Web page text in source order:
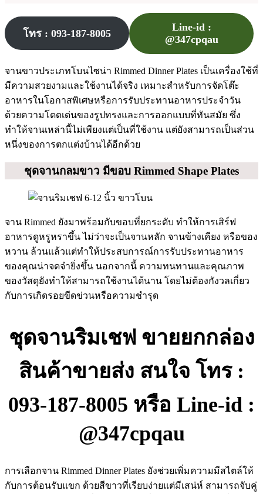
โทร : 093-187-8005
Line-id :
@347cpqau
จานขาวประเภทโบนไซน่า Rimmed Dinner Plates เป็นเครื่องใช้ที่
มีความสวยงามและใช้งานได้จริง เหมาะสำหรับการจัดโต๊ะ
อาหารในโอกาสพิเศษหรือการรับประทานอาหารประจำวัน
ด้วยความโดดเด่นของรูปทรงและการออกแบบที่ทันสมัย ซึ่ง
ทำให้จานเหล่านี้ไม่เพียงแต่เป็นที่ใช้งาน แต่ยังสามารถเป็นส่วน
หนึ่งของการตกแต่งบ้านได้อีกด้วย
ชุดจานกลมขาว มีขอบ Rimmed Shape Plates
จาน Rimmed ยังมาพร้อมกับขอบที่ยกระดับ ทำให้การเสิร์ฟ
อาหารดูหรูหราขึ้น ไม่ว่าจะเป็นจานหลัก จานข้างเคียง หรือของ
หวาน ล้วนแล้วแต่ทำให้ประสบการณ์การรับประทานอาหาร
ของคุณน่าจดจำยิ่งขึ้น นอกจากนี้ ความทนทานและคุณภาพ
ของวัสดุยังทำให้สามารถใช้งานได้นาน โดยไม่ต้องกังวลเกี่ยว
กับการเกิดรอยขีดข่วนหรือความชำรุด
ชุดจานริมเชฟ ขายยกกล่อง
สินค้าขายส่ง สนใจ โทร :
093-187-8005 หรือ Line-id :
@347cpqau
การเลือกจาน Rimmed Dinner Plates ยังช่วยเพิ่มความมีสไตล์ให้
กับการต้อนรับแขก ด้วยสีขาวที่เรียบง่ายแต่มีเสน่ห์ สามารถจับคู่